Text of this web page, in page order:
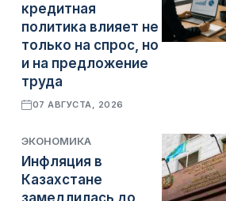
кредитная
политика влияет не
только на спрос, но
и на предложение
труда
07 АВГУСТА, 2026
ЭКОНОМИКА
Инфляция в
Казахстане
замедлилась до